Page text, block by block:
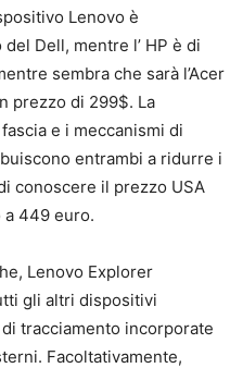
Lenovo è
Dell, mentre l’ HP è di
sembra che sarà l’Acer
prezzo di 299$. La
e i meccanismi di
entrambi a ridurre i
conoscere il prezzo USA
a 449 euro.
Lenovo Explorer
gli altri dispositivi
tracciamento incorporate
Facoltativamente,